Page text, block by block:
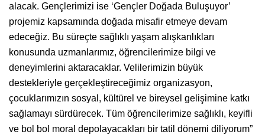
alacak. Gençlerimizi ise ‘Gençler Doğada Buluşuyor’
projemiz kapsamında doğada misafir etmeye devam
edeceğiz. Bu süreçte sağlıklı yaşam alışkanlıkları
konusunda uzmanlarımız, öğrencilerimize bilgi ve
deneyimlerini aktaracaklar. Velilerimizin büyük
destekleriyle gerçekleştireceğimiz organizasyon,
çocuklarımızın sosyal, kültürel ve bireysel gelişimine katkı
sağlamayı sürdürecek. Tüm öğrencilerimize sağlıklı, keyifli
ve bol bol moral depolayacakları bir tatil dönemi diliyorum”